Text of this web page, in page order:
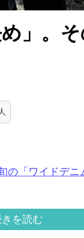
」。
の「ワイドデ
を読む